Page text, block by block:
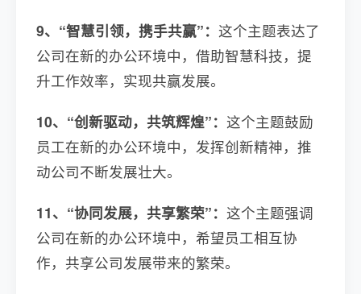
9、“智慧引领，携手共赢”： 这个主题表达了
公司在新的办公环境中，借助智慧科技，提
升工作效率，实现共赢发展。
10、“创新驱动，共筑辉煌”： 这个主题鼓励
员工在新的办公环境中，发挥创新精神，推
动公司不断发展壮大。
11、“协同发展，共享繁荣”： 这个主题强调
公司在新的办公环境中，希望员工相互协
作，共享公司发展带来的繁荣。